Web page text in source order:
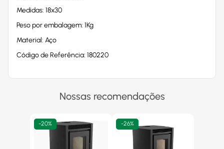
Medidas: 18x30
Peso por embalagem: 1Kg
Material: Aço
Código de Referência: 180220
Nossas recomendações
-20% -26%